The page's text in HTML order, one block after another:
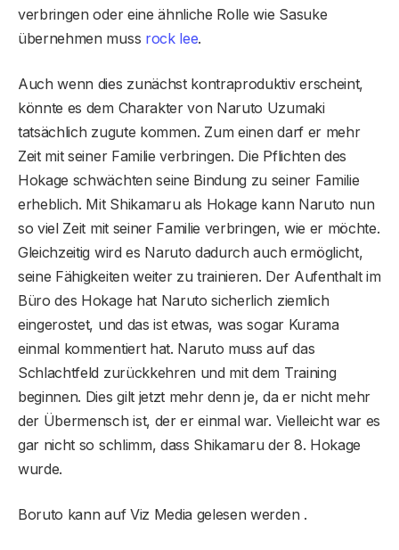
verbringen oder eine ähnliche Rolle wie Sasuke
übernehmen muss rock lee.
Auch wenn dies zunächst kontraproduktiv erscheint,
könnte es dem Charakter von Naruto Uzumaki
tatsächlich zugute kommen. Zum einen darf er mehr
Zeit mit seiner Familie verbringen. Die Pflichten des
Hokage schwächten seine Bindung zu seiner Familie
erheblich. Mit Shikamaru als Hokage kann Naruto nun
so viel Zeit mit seiner Familie verbringen, wie er möchte.
Gleichzeitig wird es Naruto dadurch auch ermöglicht,
seine Fähigkeiten weiter zu trainieren. Der Aufenthalt im
Büro des Hokage hat Naruto sicherlich ziemlich
eingerostet, und das ist etwas, was sogar Kurama
einmal kommentiert hat. Naruto muss auf das
Schlachtfeld zurückkehren und mit dem Training
beginnen. Dies gilt jetzt mehr denn je, da er nicht mehr
der Übermensch ist, der er einmal war. Vielleicht war es
gar nicht so schlimm, dass Shikamaru der 8. Hokage
wurde.
Boruto kann auf Viz Media gelesen werden .